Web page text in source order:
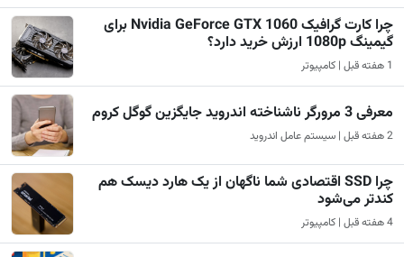
چرا کارت گرافیک Nvidia GeForce GTX 1060 برای
گیمینگ 1080p ارزش خرید دارد؟
1 هفته قبل | کامپیوتر
معرفی 3 مرورگر ناشناخته اندروید جایگزین گوگل کروم
2 هفته قبل | سیستم عامل اندروید
چرا SSD اقتصادی شما ناگهان از یک هارد دیسک هم
کندتر می‌شود
4 هفته قبل | کامپیوتر